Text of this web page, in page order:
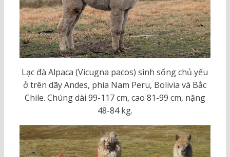
Lạc đà Alpaca (Vicugna pacos) sinh sống chủ yếu
ở trên dãy Andes, phía Nam Peru, Bolivia và Bắc
Chile. Chúng dài 99-117 cm, cao 81-99 cm, nặng
48-84 kg.